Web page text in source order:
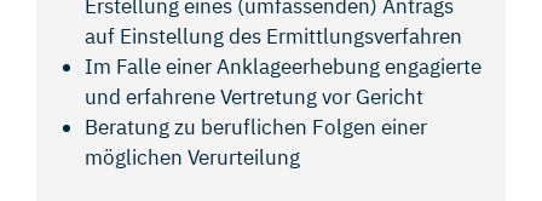
Erstellung eines (umfassenden) Antrags
auf Einstellung des Ermittlungsverfahren
Im Falle einer Anklageerhebung engagierte
und erfahrene Vertretung vor Gericht
Beratung zu beruflichen Folgen einer
möglichen Verurteilung